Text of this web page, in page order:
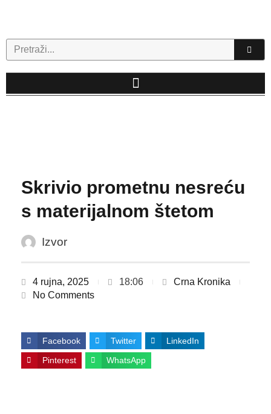
Search
Skrivio prometnu nesreću
s materijalnom štetom
Izvor
4 rujna, 2025 18:06
Crna Kronika
No Comments
Facebook Twitter LinkedIn
Pinterest WhatsApp